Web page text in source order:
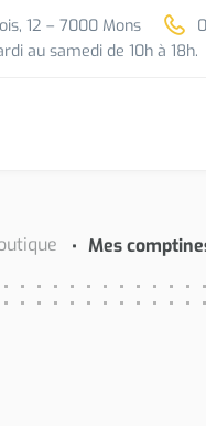
12 – 7000 Mons
au samedi de 10h à 18h.
Mes